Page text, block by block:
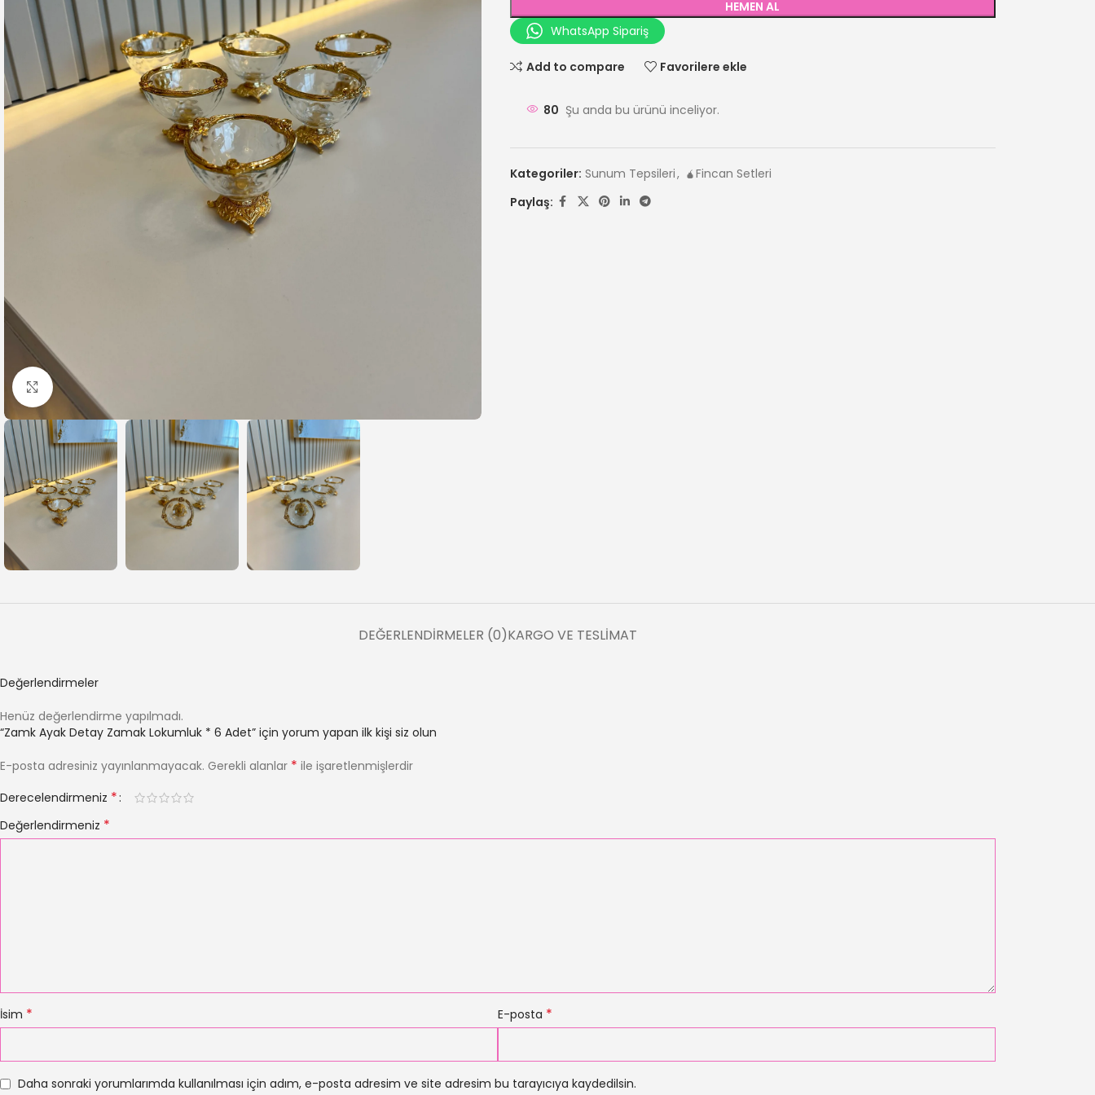
Büyütmek için tıklayın
HEMEN AL
WhatsApp Sipariş
Add to compare Favorilere ekle
80 Şu anda bu ürünü inceliyor.
Kategoriler: Sunum Tepsileri, 🧉Fincan Setleri
Paylaş:
DEĞERLENDIRMELER (0)KARGO VE TESLIMAT
Değerlendirmeler
Henüz değerlendirme yapılmadı.
“Zamk Ayak Detay Zamak Lokumluk * 6 Adet” için yorum yapan ilk kişi siz olun
E-posta adresiniz yayınlanmayacak. Gerekli alanlar * ile işaretlenmişlerdir
Derecelendirmeniz *
Değerlendirmeniz *
İsim * E-posta *
Daha sonraki yorumlarımda kullanılması için adım, e-posta adresim ve site adresim bu tarayıcıya kaydedilsin.